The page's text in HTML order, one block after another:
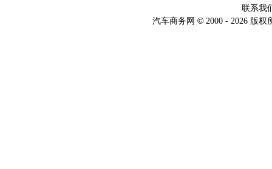
联系我
汽车商务网 © 2000 - 2026 版权